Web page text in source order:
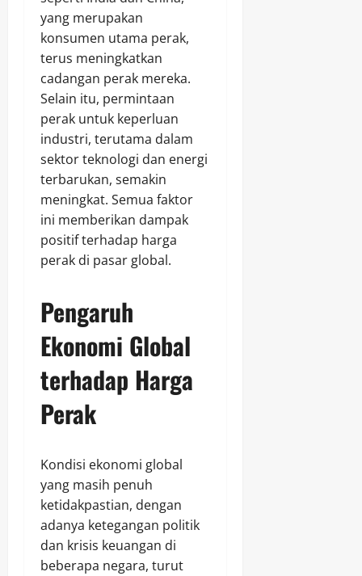
yang merupakan
konsumen utama perak,
terus meningkatkan
cadangan perak mereka.
Selain itu, permintaan
perak untuk keperluan
industri, terutama dalam
sektor teknologi dan energi
terbarukan, semakin
meningkat. Semua faktor
ini memberikan dampak
positif terhadap harga
perak di pasar global.
Pengaruh
Ekonomi Global
terhadap Harga
Perak
Kondisi ekonomi global
yang masih penuh
ketidakpastian, dengan
adanya ketegangan politik
dan krisis keuangan di
beberapa negara, turut